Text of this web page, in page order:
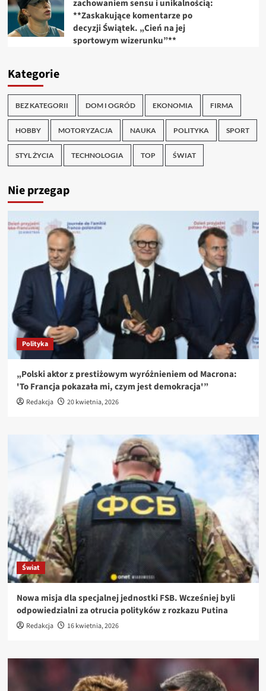
zachowaniem sensu i unikalnością:
**Zaskakujące komentarze po
decyzji Świątek. „Cień na jej
sportowym wizerunku”**
Kategorie
BEZ KATEGORII DOM I OGRÓD EKONOMIA FIRMA
HOBBY MOTORYZACJA NAUKA POLITYKA SPORT
STYL ŻYCIA TECHNOLOGIA TOP ŚWIAT
Nie przegap
Polityka
„Polski aktor z prestiżowym wyróżnieniem od Macrona:
'To Francja pokazała mi, czym jest demokracja'”
Redakcja 20 kwietnia, 2026
Świat
Nowa misja dla specjalnej jednostki FSB. Wcześniej byli
odpowiedzialni za otrucia polityków z rozkazu Putina
Redakcja 16 kwietnia, 2026